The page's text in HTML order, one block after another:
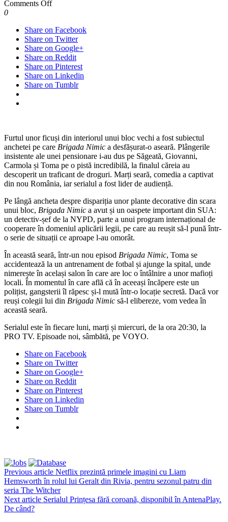
Comments Offon
seară,
un
polițist
din
Brigada
Nimic
este
0
Share on Facebook
Share on Twitter
Share on Google+
Share on Reddit
Share on Pinterest
Share on Linkedin
Share on Tumblr
Furtul unor ficuși din interiorul unui bloc vechi a fost subiectul
anchetei pe care Brigada Nimic a desfășurat-o aseară. Plângerile
insistente ale unei pensionare i-au dus pe Săgeată, Giovanni,
Carmola și Toma pe o pistă incredibilă, la finalul căreia au
descoperit un traficant de droguri. Marți seară, comedia a captivat
din nou România, iar serialul a fost lider de audiență.
Pe lângă ancheta despre dispariția unor plante decorative din scara
unui bloc, Brigada Nimic a avut și un oaspete important din SUA:
un detectiv-șef de la NYPD, parte a unui program internațional de
cooperare în domeniul aplicării legii, pe care au reușit să-l pună într-
o serie de situații ce aproape l-au omorât.
În această seară, într-un nou episod Brigada Nimic, Toma se
accidentează la un antrenament de fotbal și ajunge la spital, unde
nimerește în același salon în care are loc o întâlnire a unor mafioți
locali. În momentul în care află că în aceeași încăpere este un
polițist, gangsterii îl răpesc și-l mută într-o locație secretă. Dacă vor
reuși colegii lui din Brigada Nimic să-l elibereze, vom vedea în
această seară.
Serialul este în fiecare luni, marți și miercuri, de la ora 20:30, la
PRO TV. Episoade noi, sâmbătă, pe VOYO.
Share on Facebook
Share on Twitter
Share on Google+
Share on Reddit
Share on Pinterest
Share on Linkedin
Share on Tumblr
Previous article Netflix prezintă primele imagini cu Liam
Hemsworth în rolul lui Geralt din Rivia, pentru sezonul patru din
seria The Witcher
Next article Serialul Prințesa fără coroană, disponibil în AntenaPlay.
De când?